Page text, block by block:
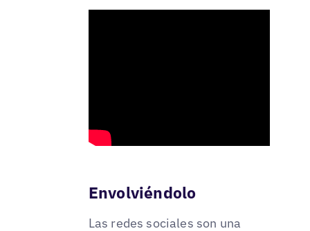
Envolviéndolo
Las redes sociales son una